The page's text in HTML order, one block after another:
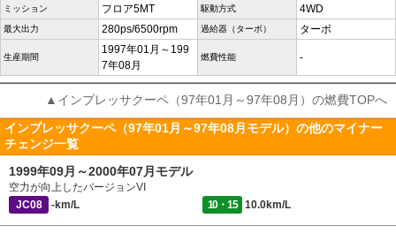
ミッション フロア5MT 駆動方式 4WD
最大出力 280ps/6500rpm 過給器（ターボ） ターボ
生産期間
1997年01月～199
7年08月
燃費性能 -
▲インプレッサクーペ（97年01月～97年08月）の燃費TOPへ
インプレッサクーペ（97年01月～97年08月モデル）の他のマイナー
チェンジ一覧
1999年09月～2000年07月モデル
空力が向上したバージョンVI
JC08
-km/L 10・15 10.0km/L